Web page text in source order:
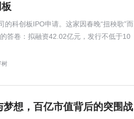
科创板IPO申请。这家因春晚“扭秧歌”而
答卷：拟融资42.02亿元，发行不低于10
树
想，百亿市值背后的突围战